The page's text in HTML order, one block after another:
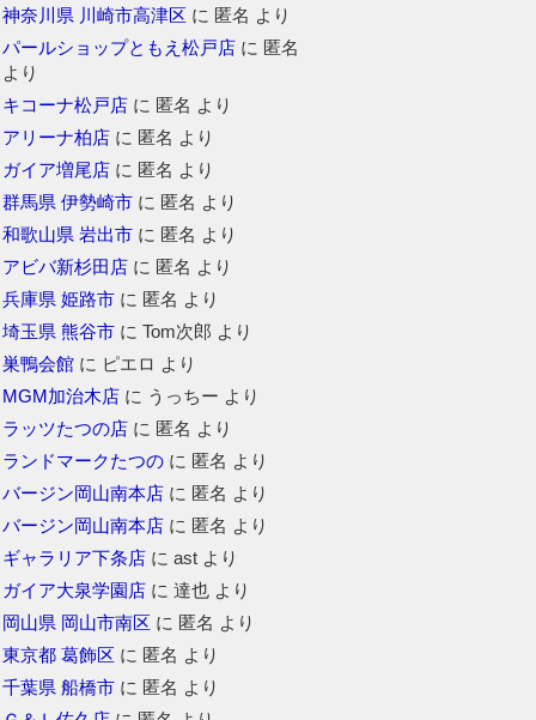
神奈川県 川崎市高津区 に 匿名 より
パールショップともえ松戸店 に 匿名
より
キコーナ松戸店 に 匿名 より
アリーナ柏店 に 匿名 より
ガイア増尾店 に 匿名 より
群馬県 伊勢崎市 に 匿名 より
和歌山県 岩出市 に 匿名 より
アビバ新杉田店 に 匿名 より
兵庫県 姫路市 に 匿名 より
埼玉県 熊谷市 にTom次郎 より
巣鴨会館 に ピエロ より
MGM加治木店 に うっちー より
ラッツたつの店 に 匿名 より
ランドマークたつの に 匿名 より
バージン岡山南本店 に 匿名 より
バージン岡山南本店 に 匿名 より
ギャラリア下条店 にast より
ガイア大泉学園店 に達也 より
岡山県 岡山市南区 に 匿名 より
東京都 葛飾区 に 匿名 より
千葉県 船橋市 に 匿名 より